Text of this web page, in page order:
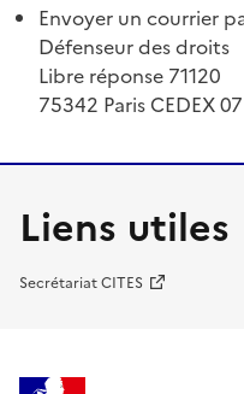
Envoyer un courrier
Défenseur des droits
Libre réponse 71120
75342 Paris CEDEX 07
Liens utiles
Secrétariat CITES